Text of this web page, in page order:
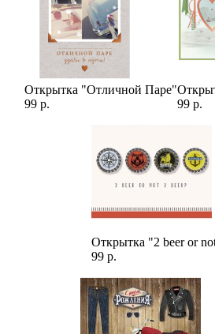
Открытка "Отличной Паре"
99 р.
99 р.
Открытка "2 beer or
99 р.